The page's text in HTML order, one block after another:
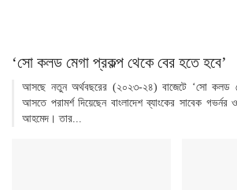
‘সো কলড মেগা প্রকল্প থেকে বের হতে হবে’
আসছে নতুন অর্থবছরের (২০২৩-২৪) বাজেটে ‘সো কলড
আসতে পরামর্শ দিয়েছেন বাংলাদেশ ব্যাংকের সাবেক গভর্নর
আহমেদ। তার...